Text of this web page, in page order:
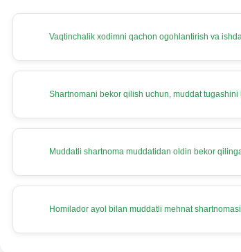
Vaqtinchalik хodimni qachon ogohlantirish va
Shartnomani bekor qilish uchun, muddat tugashini
Muddatli shartnoma muddatidan oldin bekor
Homilador ayol bilan muddatli mehnat